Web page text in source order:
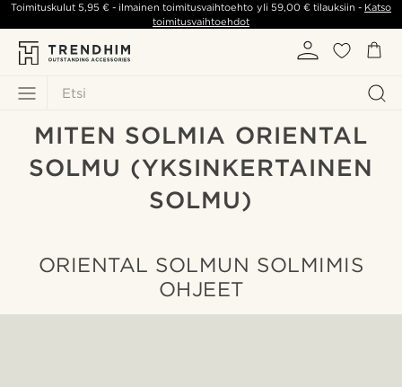
Etsi
Toimituskulut5,95 € - ilmainen toimitusvaihtoehto yli 59,00 €tilauksiin - Katso
toimitusvaihtoehdot
MITEN SOLMIA ORIENTAL
SOLMU (YKSINKERTAINEN
SOLMU)
ORIENTAL SOLMUN SOLMIMIS
OHJEET